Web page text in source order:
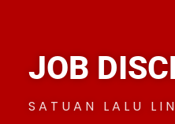
JOB
SATUAN LALU